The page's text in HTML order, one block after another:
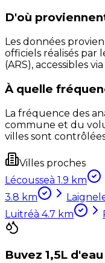
D'où
Les données
officiels réalisés par
(ARS), accessibles via
À quelle
La fréquence des
commune et du
villes sont
Villes proches
Lécousseà 1.9 km
3.8 km
Luitréà 4.7 km
Buvez 1,5L